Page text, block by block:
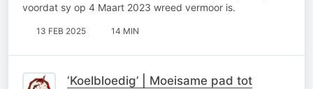
voordat sy op 4 Maart 2023 wreed vermoor is.
13 FEB 2025 14 MIN
‘Koelbloedig’ | Moeisame pad tot